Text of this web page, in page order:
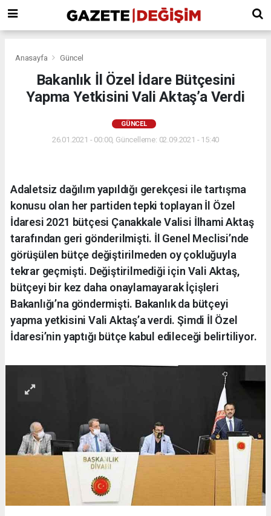
Anasayfa Güncel
Bakanlık İl Özel İdare Bütçesini
Yapma Yetkisini Vali Aktaş’a Verdi
GÜNCEL
26.01.2021 - 00:00, Güncelleme: 02.09.2021 - 15:40
Adaletsiz dağılım yapıldığı gerekçesi ile tartışma
konusu olan her partiden tepki toplayan İl Özel
İdaresi 2021 bütçesi Çanakkale Valisi İlhami Aktaş
tarafından geri gönderilmişti. İl Genel Meclisi’nde
görüşülen bütçe değiştirilmeden oy çokluğuyla
tekrar geçmişti. Değiştirilmediği için Vali Aktaş,
bütçeyi bir kez daha onaylamayarak İçişleri
Bakanlığı’na göndermişti. Bakanlık da bütçeyi
yapma yetkisini Vali Aktaş’a verdi. Şimdi İl Özel
İdaresi’nin yaptığı bütçe kabul edileceği belirtiliyor.